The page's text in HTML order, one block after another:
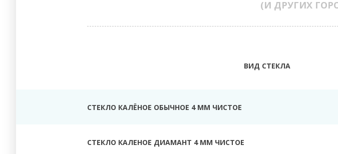
(И ДРУГИХ
ВИД СТЕКЛА
СТЕКЛО КАЛЁНОЕ ОБЫЧНОЕ 4 ММ ЧИСТОЕ
СТЕКЛО КАЛЕНОЕ ДИАМАНТ 4 ММ ЧИСТОЕ